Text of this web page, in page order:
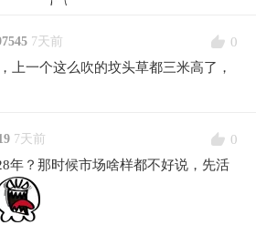
7天前
0
上一个这么吹的坟头草都三米高了，
7天前
0
年？那时候市场啥样都不好说，先活